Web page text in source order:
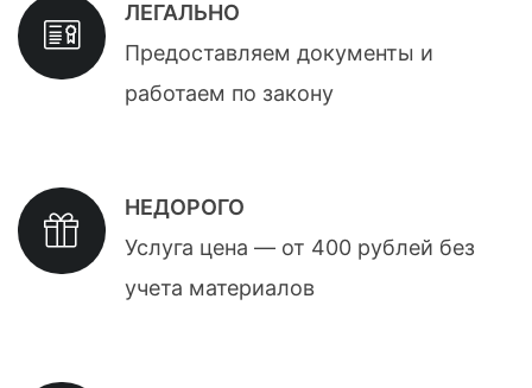
ЛЕГАЛЬНО
Предоставляем документы и
работаем по закону
НЕДОРОГО
Услуга цена — от 400 рублей без
учета материалов